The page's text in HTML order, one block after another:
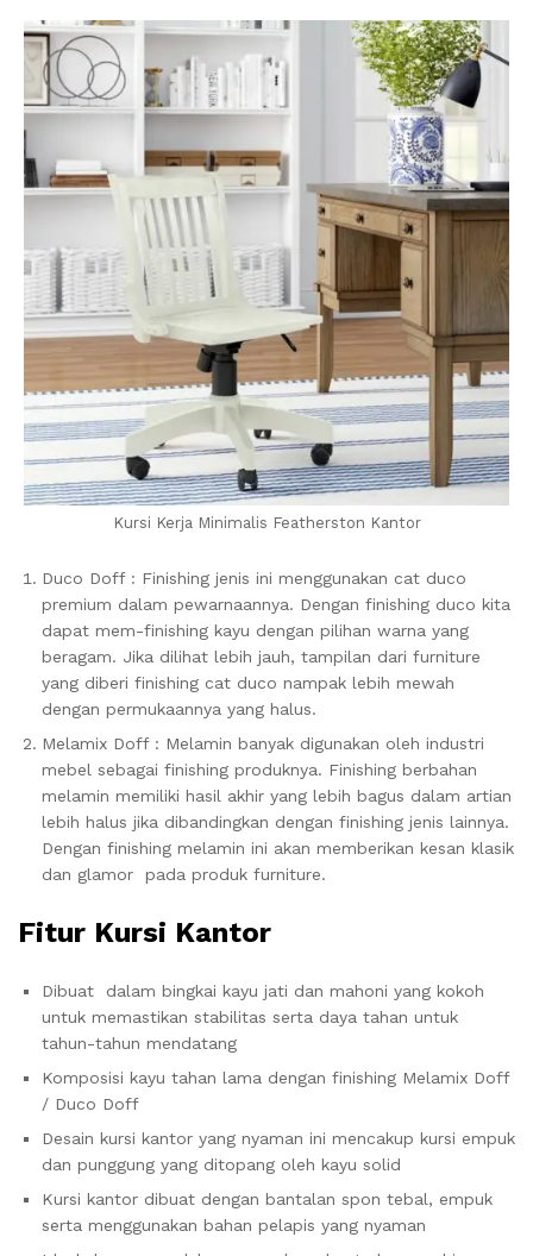
Kursi Kerja Minimalis Featherston Kantor
Duco Doff : Finishing jenis ini menggunakan cat duco
premium dalam pewarnaannya. Dengan finishing duco kita
dapat mem-finishing kayu dengan pilihan warna yang
beragam. Jika dilihat lebih jauh, tampilan dari furniture
yang diberi finishing cat duco nampak lebih mewah
dengan permukaannya yang halus.
Melamix Doff : Melamin banyak digunakan oleh industri
mebel sebagai finishing produknya. Finishing berbahan
melamin memiliki hasil akhir yang lebih bagus dalam artian
lebih halus jika dibandingkan dengan finishing jenis lainnya.
Dengan finishing melamin ini akan memberikan kesan klasik
dan glamor pada produk furniture.
Fitur Kursi Kantor
Dibuat dalam bingkai kayu jati dan mahoni yang kokoh
untuk memastikan stabilitas serta daya tahan untuk
tahun-tahun mendatang
Komposisi kayu tahan lama dengan finishing Melamix Doff
/ Duco Doff
Desain kursi kantor yang nyaman ini mencakup kursi empuk
dan punggung yang ditopang oleh kayu solid
Kursi kantor dibuat dengan bantalan spon tebal, empuk
serta menggunakan bahan pelapis yang nyaman